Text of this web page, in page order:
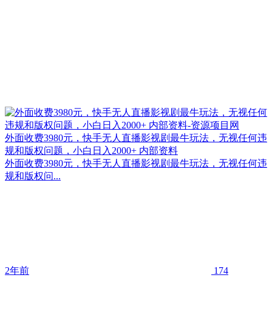
外面收费3980元，快手无人直播影视剧最牛玩法，无视任何违
规和版权问题，小白日入2000+ 内部资料
外面收费3980元，快手无人直播影视剧最牛玩法，无视任何违
规和版权问...
2年前 174